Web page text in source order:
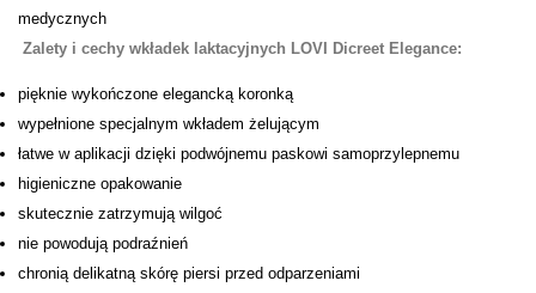
medycznych
Zalety i cechy wkładek laktacyjnych LOVI Dicreet Elegance:
pięknie wykończone elegancką koronką
wypełnione specjalnym wkładem żelującym
łatwe w aplikacji dzięki podwójnemu paskowi samoprzylepnemu
higieniczne opakowanie
skutecznie zatrzymują wilgoć
nie powodują podraźnień
chronią delikatną skórę piersi przed odparzeniami